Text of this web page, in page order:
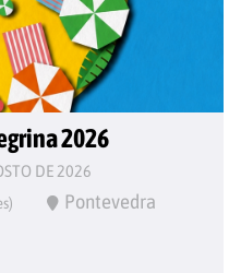
2026
DE 2026
Pontevedra